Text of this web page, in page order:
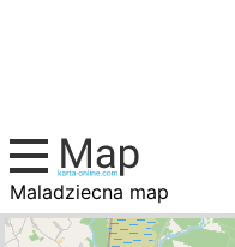
Maladziecna map
Belarus, cities list